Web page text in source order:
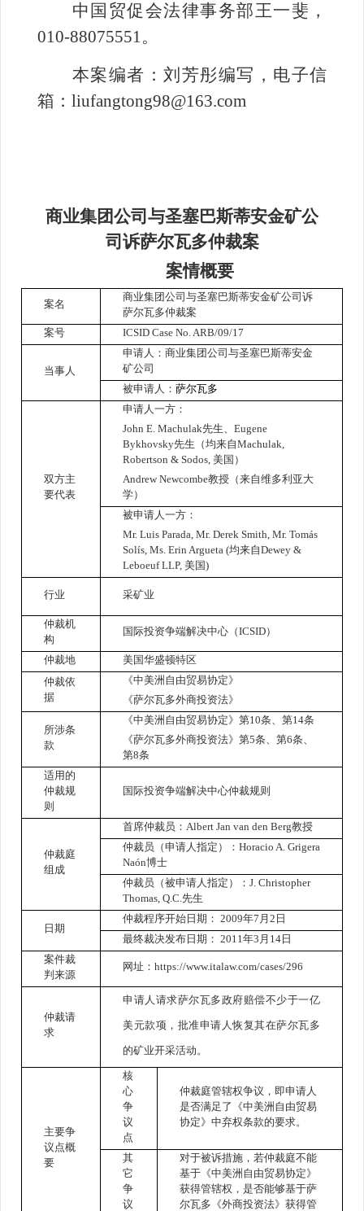
中国贸促会法律事务部王一斐，
010-88075551。
本案编者：刘芳彤编写，电子信
箱： liufangtong98@163.com
商业集团公司与圣塞巴斯蒂安金矿公
司诉萨尔瓦多仲裁案
案情概要
案名
商业集团公司与圣塞巴斯蒂安金矿公司 诉
萨尔瓦多仲裁案
案号
ICSID Case No. ARB/09/17
当事人
申请人：商业集团公司与圣塞巴斯蒂安金
矿公司
被申请人： 萨尔瓦多
双方主
要代表
申请人一方：
John E. Machulak先生、 Eugene
Bykhovsky先生（均来自Machulak,
Robertson & Sodos, 美国）
Andrew Newcombe教授（来自维多利亚大
学）
被申请人一方：
Mr. Luis Parada, Mr. Derek Smith, Mr. Tomás
Solís, Ms. Erin Argueta (均来自Dewey &
Leboeuf LLP, 美国)
行业 采矿业
仲裁机
构
国际投资争端解决中心（ICSID）
仲裁地
美国华盛顿特区
仲裁依
据
《中美洲自由贸易协定》
《萨尔瓦多外商投资法》
所涉条
款
《中美洲自由贸易协定》第10条、第14条
《萨尔瓦多外商投资法》 第5条、第6条、
第8条
适用的
仲裁规
则
国际投资争端解决中心仲裁规则
仲裁庭
组成
首席仲裁员： Albert Jan van den Berg教授
仲裁员（申请人指定）： Horacio A. Grigera
Naón博士
仲裁员（被申请人指定）： J. Christopher
Thomas, Q.C.先生
日期
仲裁程序开始日期： 2009年7 月 2 日
最终裁决发布日期： 2011年3 月 14 日
案件裁
判来源
网址： https://www.italaw.com/cases/296
仲裁请
求
申请人请求萨尔瓦多政府赔偿不少于一亿
美元款项，批准申请人恢复其在萨尔瓦多
的矿业开采活动。
主要争
议点概
要
核
心
争
议
点
仲裁庭管辖权争议，即申请人
是否满足了《中美洲自由贸易
协定》中弃权条款的要求。
其
它
争
议
对于被诉措施，若仲裁庭不能
基于《中美洲自由贸易协定》
获得管辖权，是否能够基于萨
尔瓦多《外商投资法》获得管